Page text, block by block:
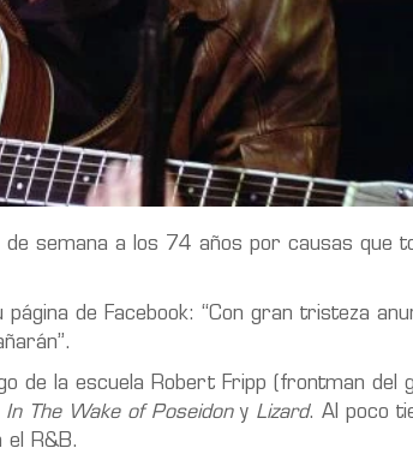
semana a los 74 años por causas que
de Facebook: “Con gran tristeza
de la escuela Robert Fripp (frontman del
In The Wake of Poseidony Lizard. Al poco
el R&B.